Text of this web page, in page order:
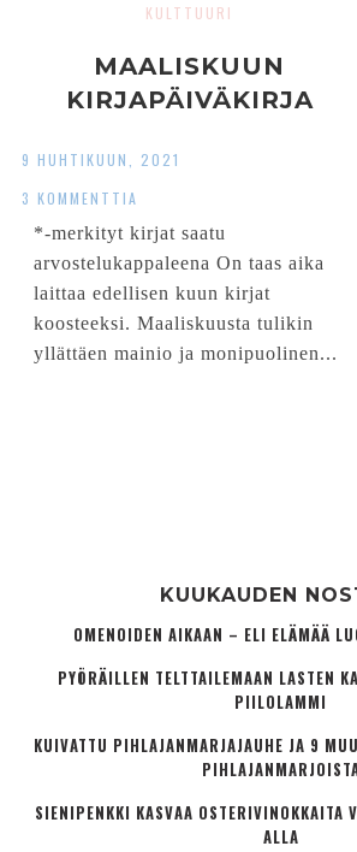
KULTTUURI
MAALISKUUN
KIRJAPÄIVÄKIRJA
9 HUHTIKUUN, 2021
3 KOMMENTTIA
*-merkityt kirjat saatu
arvostelukappaleena On taas aika
laittaa edellisen kuun kirjat
koosteeksi. Maaliskuusta tulikin
yllättäen mainio ja monipuolinen...
KUUKAUDEN
OMENOIDEN AIKAAN – ELI ELÄMÄÄ
PYÖRÄILLEN TELTTAILEMAAN LASTEN
PIILOLAMMI
KUIVATTU PIHLAJANMARJAJAUHE JA 9
SIENIPENKKI KASVAA OSTERIVINOKKAITA
ALLA